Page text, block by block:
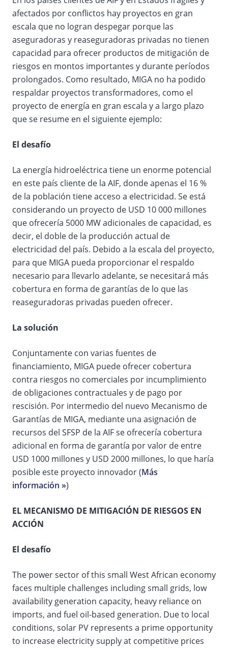
afectados por conflictos hay proyectos en gran
escala que no logran despegar porque las
aseguradoras y reaseguradoras privadas no tienen
capacidad para ofrecer productos de mitigación de
riesgos en montos importantes y durante períodos
prolongados. Como resultado, MIGA no ha podido
respaldar proyectos transformadores, como el
proyecto de energía en gran escala y a largo plazo
que se resume en el siguiente ejemplo:
El desafío
La energía hidroeléctrica tiene un enorme potencial
en este país cliente de la AIF, donde apenas el 16 %
de la población tiene acceso a electricidad. Se está
considerando un proyecto de USD 10 000 millones
que ofrecería 5000 MW adicionales de capacidad, es
decir, el doble de la producción actual de
electricidad del país. Debido a la escala del proyecto,
para que MIGA pueda proporcionar el respaldo
necesario para llevarlo adelante, se necesitará más
cobertura en forma de garantías de lo que las
reaseguradoras privadas pueden ofrecer.
La solución
Conjuntamente con varias fuentes de
financiamiento, MIGA puede ofrecer cobertura
contra riesgos no comerciales por incumplimiento
de obligaciones contractuales y de pago por
rescisión. Por intermedio del nuevo Mecanismo de
Garantías de MIGA, mediante una asignación de
recursos del SFSP de la AIF se ofrecería cobertura
adicional en forma de garantía por valor de entre
USD 1000 millones y USD 2000 millones, lo que haría
posible este proyecto innovador (Más
información »)
EL MECANISMO DE MITIGACIÓN DE RIESGOS EN
ACCIÓN
El desafío
The power sector of this small West African economy
faces multiple challenges including small grids, low
availability generation capacity, heavy reliance on
imports, and fuel oil-based generation. Due to local
conditions, solar PV represents a prime opportunity
to increase electricity supply at competitive prices